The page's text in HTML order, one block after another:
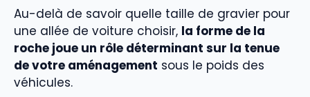
Au-delà de savoir quelle taille de gravier pour
une allée de voiture choisir, la forme de la
roche joue un rôle déterminant sur la tenue
de votre aménagement sous le poids des
véhicules.